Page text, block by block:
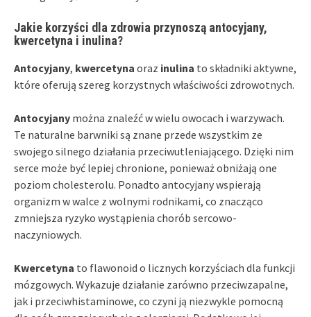
Jakie korzyści dla zdrowia przynoszą antocyjany,
kwercetyna i inulina?
Antocyjany, kwercetyna oraz inulina to składniki aktywne,
które oferują szereg korzystnych właściwości zdrowotnych.
Antocyjany można znaleźć w wielu owocach i warzywach.
Te naturalne barwniki są znane przede wszystkim ze
swojego silnego działania przeciwutleniającego. Dzięki nim
serce może być lepiej chronione, ponieważ obniżają one
poziom cholesterolu. Ponadto antocyjany wspierają
organizm w walce z wolnymi rodnikami, co znacząco
zmniejsza ryzyko wystąpienia chorób sercowo-
naczyniowych.
Kwercetyna to flawonoid o licznych korzyściach dla funkcji
mózgowych. Wykazuje działanie zarówno przeciwzapalne,
jak i przeciwhistaminowe, co czyni ją niezwykle pomocną